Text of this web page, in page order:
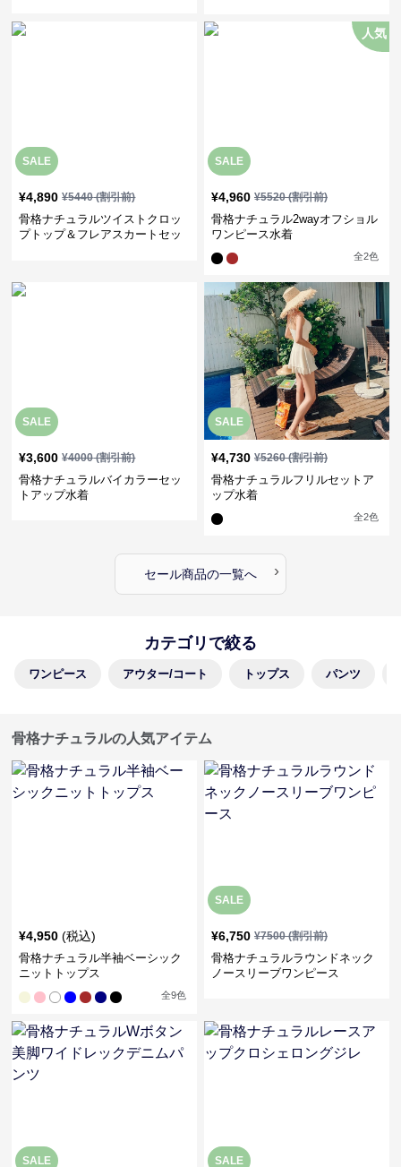
SALE
¥4,890 ¥5440(割引前)
骨格ナチュラルツイストクロッ
プトップ＆フレアスカートセッ
SALE
人気
¥4,960 ¥5520(割引前)
骨格ナチュラル2wayオフショル
ワンピース水着
全2色
SALE
¥3,600 ¥4000(割引前)
骨格ナチュラルバイカラーセッ
トアップ水着
SALE
¥4,730 ¥5260(割引前)
骨格ナチュラルフリルセットア
ップ水着
全2色
セール商品の一覧へ ›
カテゴリで絞る
ワンピース アウター/コート トップス パンツ
骨格ナチュラルの人気アイテム
¥4,950 (税込)
骨格ナチュラル半袖ベーシック
ニットトップス
全9色
SALE
¥6,750 ¥7500(割引前)
骨格ナチュラルラウンドネック
ノースリーブワンピース
SALE SALE